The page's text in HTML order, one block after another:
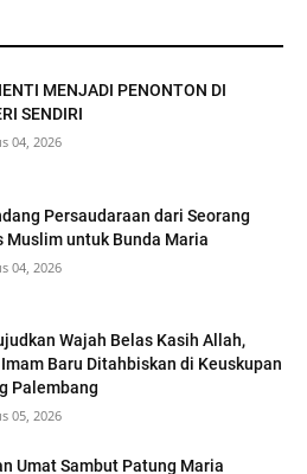
MENJADI PENONTON DI
SENDIRI
04, 2026
Persaudaraan dari Seorang
Muslim untuk Bunda Maria
04, 2026
Wajah Belas Kasih Allah,
Baru Ditahbiskan di Keuskupan
Palembang
05, 2026
Umat Sambut Patung Maria